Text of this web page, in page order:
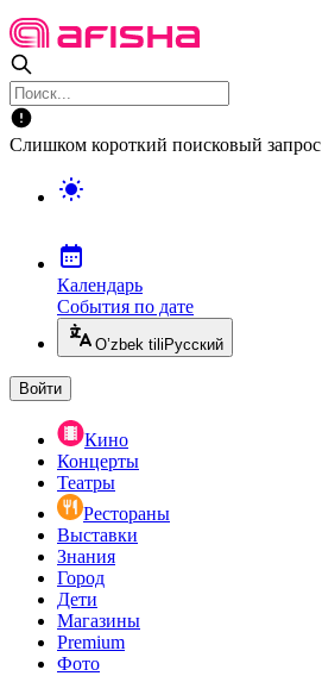
Слишком короткий поисковый запрос
Календарь
События по дате
O’zbek tili Русский
Войти
Кино
Концерты
Театры
Рестораны
Выставки
Знания
Город
Дети
Магазины
Premium
Фото